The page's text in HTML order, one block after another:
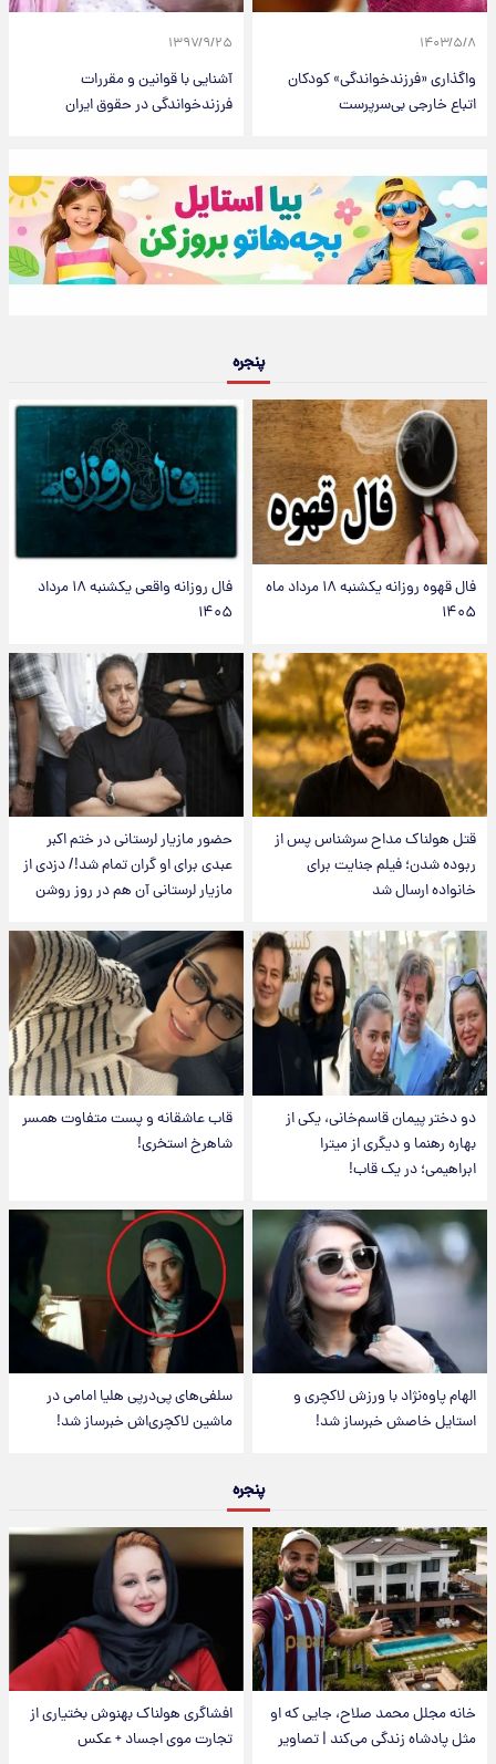
۱۴۰۳/۵/۸
واگذاری «فرزندخواندگی» کودکان
اتباع خارجی بی‌سرپرست
۱۳۹۷/۹/۲۵
آشنایی با قوانین و مقررات
فرزندخواندگی در حقوق ایران
پنجره
فال قهوه روزانه یکشنبه ۱۸ مرداد ماه
۱۴۰۵
فال روزانه واقعی یکشنبه ۱۸ مرداد
۱۴۰۵
قتل هولناک مداح سرشناس پس از
ربوده شدن؛ فیلم جنایت برای
خانواده ارسال شد
حضور مازیار لرستانی در ختم اکبر
عبدی برای او گران تمام شد!/ دزدی از
مازیار لرستانی آن هم در روز روشن
دو دختر پیمان قاسم‌خانی، یکی از
بهاره رهنما و دیگری از میترا
ابراهیمی؛ در یک قاب!
قاب عاشقانه و پست متفاوت همسر
شاهرخ استخری!
الهام پاوه‌نژاد با ورزش لاکچری و
استایل خاصش خبرساز شد!
سلفی‌های پی‌درپی هلیا امامی در
ماشین لاکچری‌اش خبرساز شد!
پنجره
خانه مجلل محمد صلاح، جایی که او
مثل پادشاه زندگی می‌کند | تصاویر
افشاگری هولناک بهنوش بختیاری از
تجارت موی اجساد + عکس